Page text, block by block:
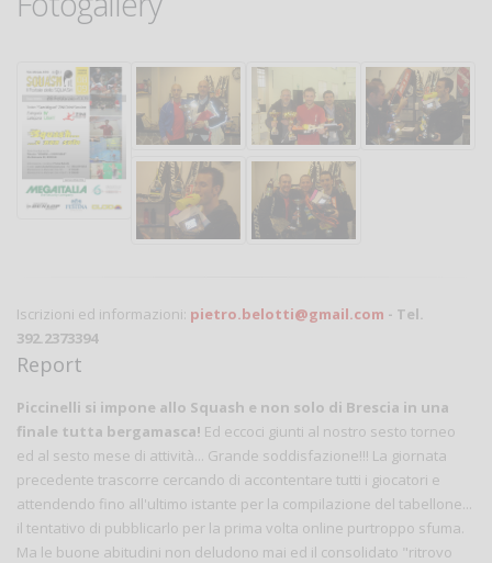
Iscrizioni ed informazioni: pietro.belotti@gmail.com - Tel.
392.2373394
Report
Piccinelli si impone allo Squash e non solo di Brescia in una
finale tutta bergamasca! Ed eccoci giunti al nostro sesto torneo
ed al sesto mese di attività... Grande soddisfazione!!! La giornata
precedente trascorre cercando di accontentare tutti i giocatori e
attendendo fino all'ultimo istante per la compilazione del tabellone...
il tentativo di pubblicarlo per la prima volta online purtroppo sfuma.
Ma le buone abitudini non deludono mai ed il consolidato "ritrovo